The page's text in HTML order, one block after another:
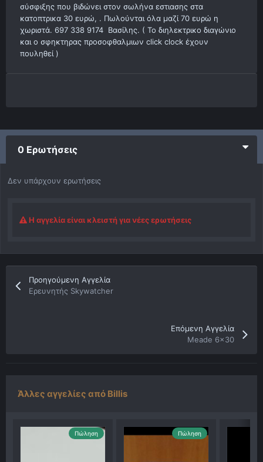
σύσφιξης που βιδώνει στον σωλήνα εστιασης στα
κατοπτρικα 30 ευρώ, . Πωλούνται όλα μαζί 70 ευρώ η
χωριστά. 697 338 9174 Βασίλης. ( Το διηλεκτρικο διαγώνιο
και ο σφηκτηρας προσοφθαλμιων click clock έχουν
πουληθεί )
0 Ερωτήσεις
Δεν υπάρχουν ερωτήσεις
Η αγγελία είναι κλειστή για νέες ερωτήσεις
Προηγούμενη Αγγελία
Ερευνητής Skywatcher
Επόμενη Αγγελία
Meade 6x30
Άλλες αγγελίες από Billis
Πώληση Πώληση